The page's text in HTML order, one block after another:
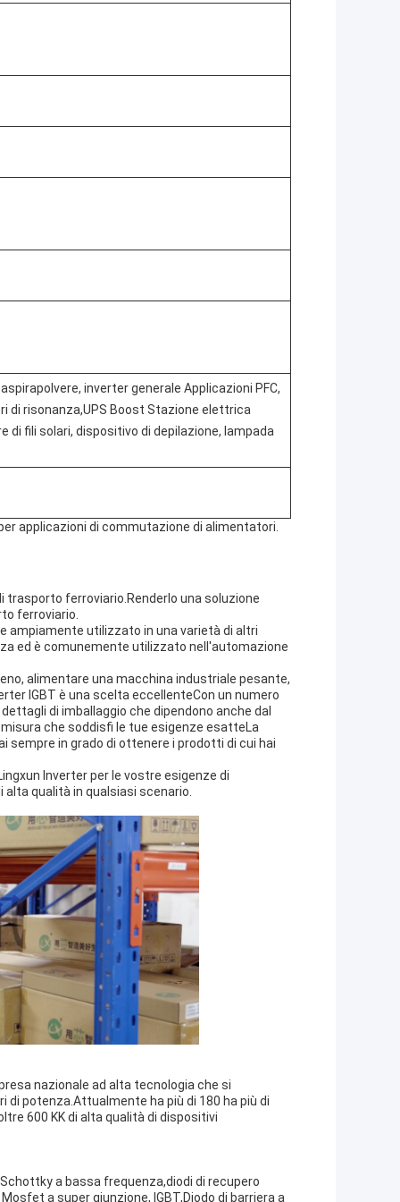
inverter generale Applicazioni PFC,
risonanza,UPS Boost Stazione elettrica
fili solari, dispositivo di depilazione, lampada
applicazioni di commutazione di alimentatori.
trasporto ferroviario.Renderlo una soluzione
ferroviario.
ampiamente utilizzato in una varietà di altri
ed è comunemente utilizzato nell'automazione
alimentare una macchina industriale pesante,
IGBT è una scelta eccellenteCon un numero
di imballaggio che dipendono anche dal
che soddisfi le tue esigenze esatteLa
sempre in grado di ottenere i prodotti di cui hai
Inverter per le vostre esigenze di
qualità in qualsiasi scenario.
nazionale ad alta tecnologia che si
potenza.Attualmente ha più di 180 ha più di
600 KK di alta qualità di dispositivi
a bassa frequenza,diodi di recupero
a super giunzione, IGBT,Diodo di barriera a